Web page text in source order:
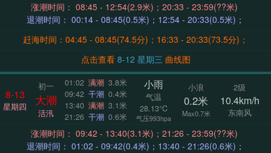
涨潮时间： 08:45 - 12:54(2.9米)；20:33 - 23:59(??米)
退潮时间： 00:14 - 08:45(0.5米)；12:54 - 20:33(0.5米)；
赶海时间：04:45 - 08:45(74.5分)；16:33 - 20:33(73.5分)；
点击查看
8-12 星期三 曲线图
8-13
星期四
初一
大潮
活汛
01:02 满潮 3.8米
09:42 干潮 0.4米
13:40 满潮 3.1米
21:26 干潮 0.6米
小雨
气温
28.13°C
气压993hpa
小浪
0.2米
Max0.7米
2级
10.4km/h
东南风
涨潮时间： 09:42 - 13:40(3.1米)；21:26 - 23:59(??米)
退潮时间： 01:02 - 09:42(0.4米)；13:40 - 21:26(0.6米)；